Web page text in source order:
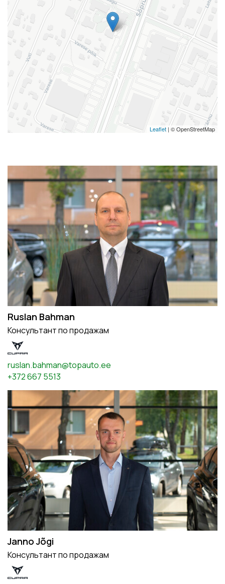
Leaflet | © OpenStreetMap
Ruslan Bahman
Консультант по продажам
ruslan.bahman@topauto.ee
+372 667 5513
Janno Jõgi
Консультант по продажам